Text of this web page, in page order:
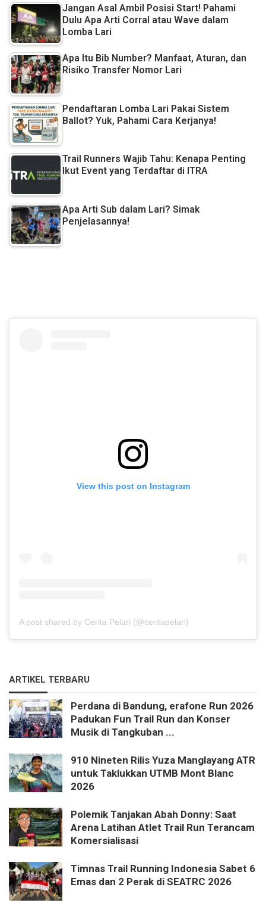
Jangan Asal Ambil Posisi Start! Pahami
Dulu Apa Arti Corral atau Wave dalam
Lomba Lari
Apa Itu Bib Number? Manfaat, Aturan, dan
Risiko Transfer Nomor Lari
Pendaftaran Lomba Lari Pakai Sistem
Ballot? Yuk, Pahami Cara Kerjanya!
Trail Runners Wajib Tahu: Kenapa Penting
Ikut Event yang Terdaftar di ITRA
Apa Arti Sub dalam Lari? Simak
Penjelasannya!
View this post on Instagram
A post shared by Cerita Pelari (@ceritapelari)
ARTIKEL TERBARU
Perdana di Bandung, erafone Run 2026
Padukan Fun Trail Run dan Konser
Musik di Tangkuban ...
910 Nineten Rilis Yuza Manglayang ATR
untuk Taklukkan UTMB Mont Blanc
2026
Polemik Tanjakan Abah Donny: Saat
Arena Latihan Atlet Trail Run Terancam
Komersialisasi
Timnas Trail Running Indonesia Sabet 6
Emas dan 2 Perak di SEATRC 2026